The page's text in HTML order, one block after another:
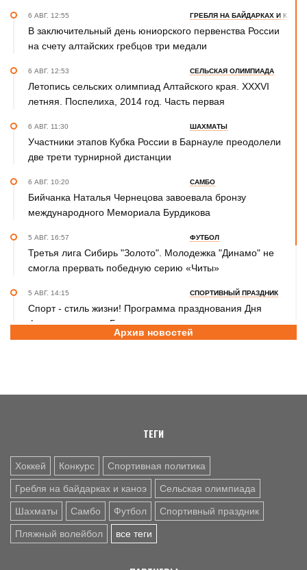
6 АВГ. 12:55 ГРЕБЛЯ НА БАЙДАРКАХ И КАНОЭ
В заключительный день юниорского первенства России
на счету алтайских гребцов три медали
6 АВГ. 12:53 СЕЛЬСКАЯ ОЛИМПИАДА
Летопись сельских олимпиад Алтайского края. XXXVI
летняя. Поспелиха, 2014 год. Часть первая
6 АВГ. 11:30 ШАХМАТЫ
Участники этапов Кубка России в Барнауле преодолели
две трети турнирной дистанции
6 АВГ. 10:20 САМБО
Бийчанка Наталья Чернецова завоевала бронзу
международного Мемориала Бурдикова
5 АВГ. 16:57 ФУТБОЛ
Третья лига Сибирь "Золото". Молодежка "Динамо" не
смогла прервать победную серию «Читы»
5 АВГ. 14:15 СПОРТИВНЫЙ ПРАЗДНИК
Спорт - стиль жизни! Программа празднования Дня
физкультурника в Барнауле
россиян и где сохраняется запрет
Архив новостей
ТЕГИ
Хоккей Конкурс Спортивная политика
Гребля на байдарках и каноэ Сельская олимпиада
Шахматы Самбо Футбол Спортивный праздник
Пляжный волейбол все теги